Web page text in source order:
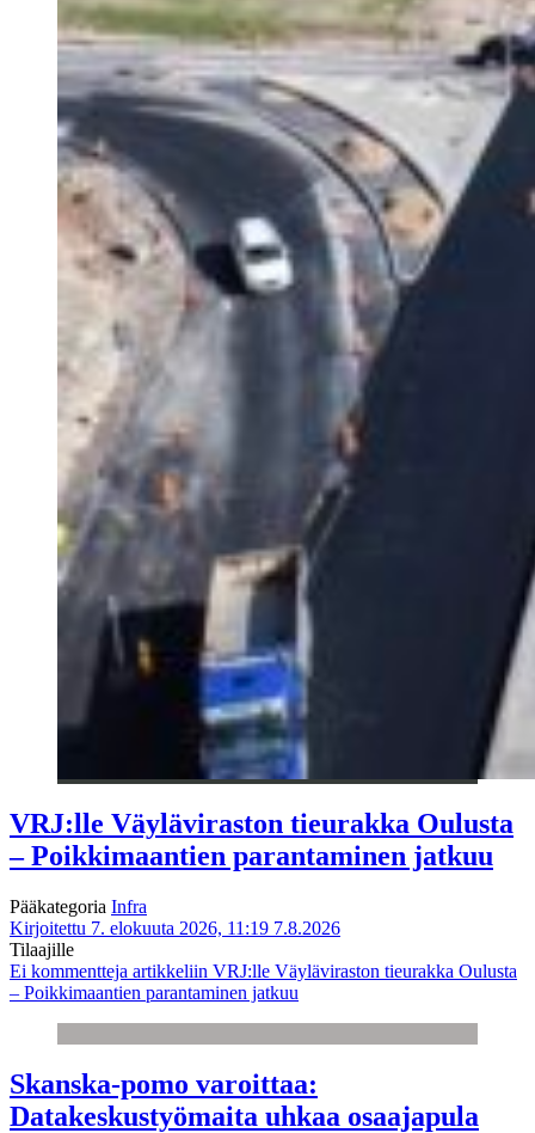
VRJ:lle Väyläviraston tieurakka Oulusta
– Poikkimaantien parantaminen jatkuu
Pääkategoria Infra
Kirjoitettu 7. elokuuta 2026, 11:19 7.8.2026
Tilaajille
Ei kommentteja artikkeliin VRJ:lle Väyläviraston tieurakka Oulusta
– Poikkimaantien parantaminen jatkuu
Skanska-pomo varoittaa:
Datakeskustyömaita uhkaa osaajapula